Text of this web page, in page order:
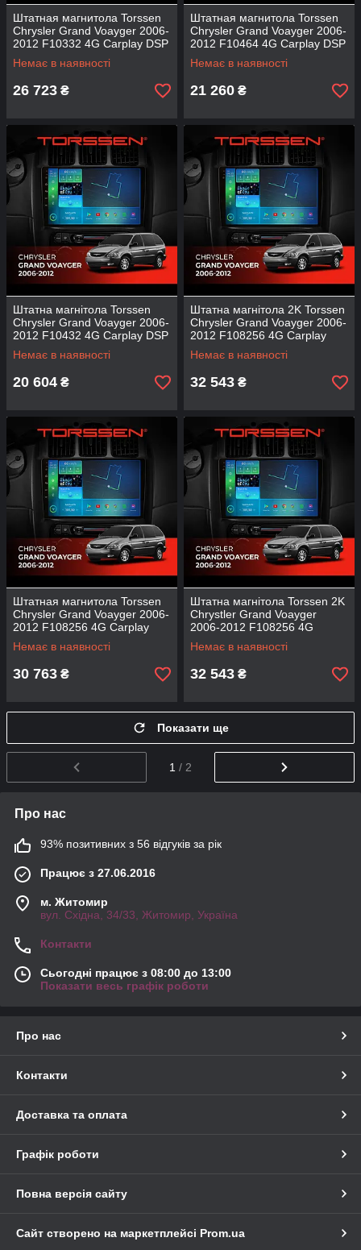
Штатная магнитола Torssen
Chrysler Grand Voayger 2006-
2012 F10332 4G Carplay DSP
Немає в наявності
26 723 ₴
Штатная магнитола Torssen
Chrysler Grand Voayger 2006-
2012 F10464 4G Carplay DSP
Немає в наявності
21 260 ₴
Штатна магнітола Torssen
Chrysler Grand Voayger 2006-
2012 F10432 4G Carplay DSP
Немає в наявності
20 604 ₴
Штатна магнітола 2K Torssen
Chrysler Grand Voayger 2006-
2012 F108256 4G Carplay
DSP
Немає в наявності
32 543 ₴
Штатная магнитола Torssen
Chrysler Grand Voayger 2006-
2012 F108256 4G Carplay
DSP
Немає в наявності
30 763 ₴
Штатна магнітола Torssen 2K
Chrystler Grand Voayger
2006-2012 F108256 4G
Carplay DSP
Немає в наявності
32 543 ₴
Показати ще
1 / 2
Про нас
93% позитивних з 56 відгуків за рік
Працює з 27.06.2016
м. Житомир
вул. Східна, 34/33, Житомир, Україна
Контакти
Сьогодні працює з 08:00 до 13:00
Показати весь графік роботи
Про нас
Контакти
Доставка та оплата
Графік роботи
Повна версія сайту
Сайт створено на маркетплейсі Prom.ua